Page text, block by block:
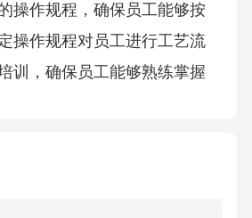
操作规程，确保员工能够按
操作规程对员工进行工艺流
训，确保员工能够熟练掌握
要。设备配置根据生产工艺